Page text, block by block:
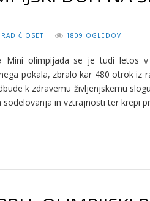
OSET 1809 OGLEDOV
Mini olimpijada se je tudi letos v
pokala, zbralo kar 480 otrok iz
k zdravemu življenjskemu
sodelovanja in vztrajnosti ter krepi